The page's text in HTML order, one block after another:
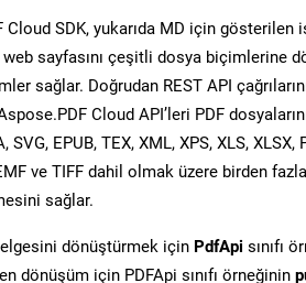
Cloud SDK, yukarıda MD için gösterilen
sayfasını çeşitli dosya biçimlerine
sağlar. Doğrudan REST API çağrılarını
Cloud API’leri PDF
SVG, EPUB, TEX, XML, XPS, XLS, XLSX,
ve TIFF dahil olmak üzere birden
sağlar.
dönüştürmek için PdfApi sınıfı
dönüşüm için PDFApi sınıfı örneğinin